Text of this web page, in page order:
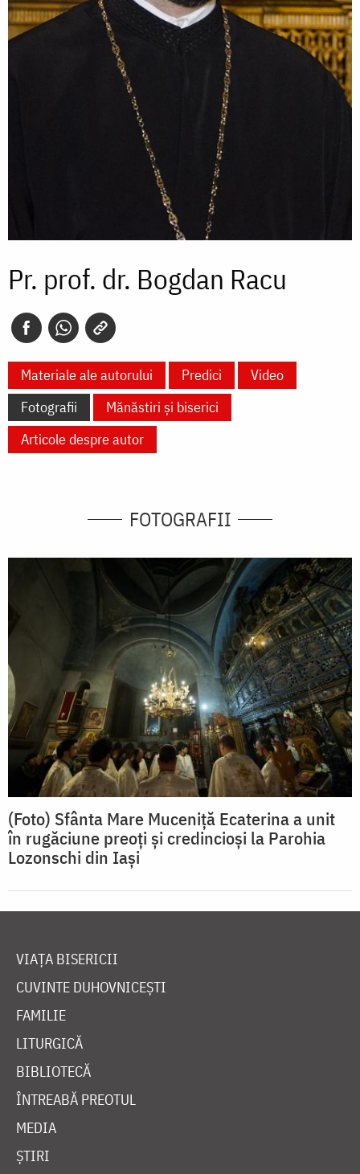
Pr. prof. dr. Bogdan Racu
Materiale ale autorului Predici
Video
Fotografii
Mănăstiri și biserici
Articole despre autor
FOTOGRAFII
(Foto) Sfânta Mare Muceniță Ecaterina a unit
în rugăciune preoți și credincioși la Parohia
Lozonschi din Iaşi
VIAȚA BISERICII
CUVINTE DUHOVNICEȘTI
FAMILIE
LITURGICĂ
BIBLIOTECĂ
ÎNTREABĂ PREOTUL
MEDIA
ȘTIRI